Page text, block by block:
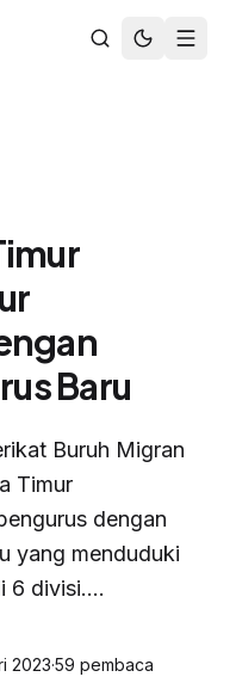
Baru
Buruh Migran
Timur
dengan
yang menduduki
6 divisi....
2023·59 pembaca